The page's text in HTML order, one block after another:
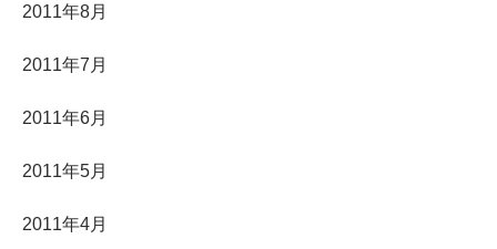
2011年8月
2011年7月
2011年6月
2011年5月
2011年4月